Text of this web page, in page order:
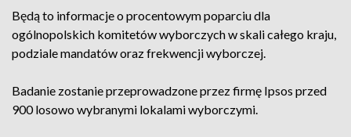
Będą to informacje o procentowym poparciu dla
ogólnopolskich komitetów wyborczych w skali całego kraju,
podziale mandatów oraz frekwencji wyborczej.
Badanie zostanie przeprowadzone przez firmę Ipsos przed
900 losowo wybranymi lokalami wyborczymi.